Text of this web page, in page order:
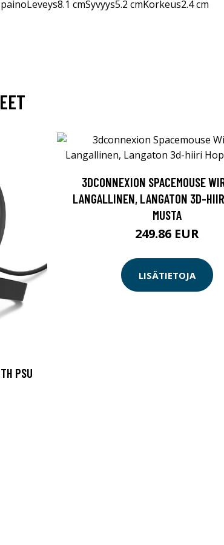
cmSyvyys5.2 cmKorkeus2.4 cm
PSU
3DCONNEXION SPACEMOUSE
LANGALLINEN, LANGATON 3D-
MUSTA
249.86 EUR
LISÄTIETOJA